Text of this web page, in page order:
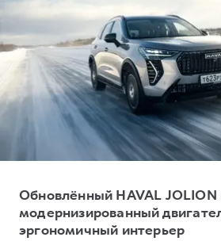
DARGO
от 3 199 000 ₽ от 3
F7 F7X
от 3
Тест-драйв
Трейд-ин
КРЕДИТ И
Кредитный калькулятор
КОРПОРАТИВНЫМ
СЕРВИСНОЕ
Нулевое ТО
Программа «Помощь на
Регламенты технического
Электронный ПТС
GWM Безопасность
Гарантия HAVAL
Наша команда
Контакты
Обновлённый HAVAL JOLION
модернизированный
эргономичный интерьер